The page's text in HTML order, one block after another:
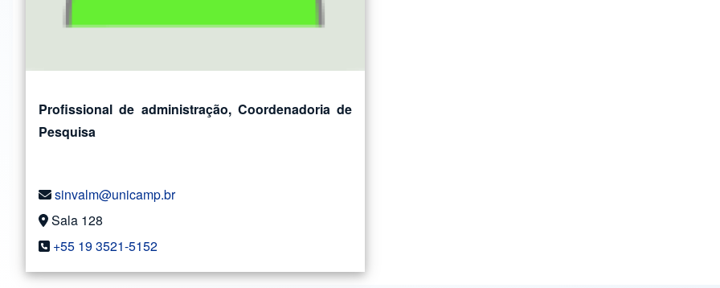
Profissional de administração, Coordenadoria de
Pesquisa
sinvalm@unicamp.br
Sala 128
+55 19 3521-5152